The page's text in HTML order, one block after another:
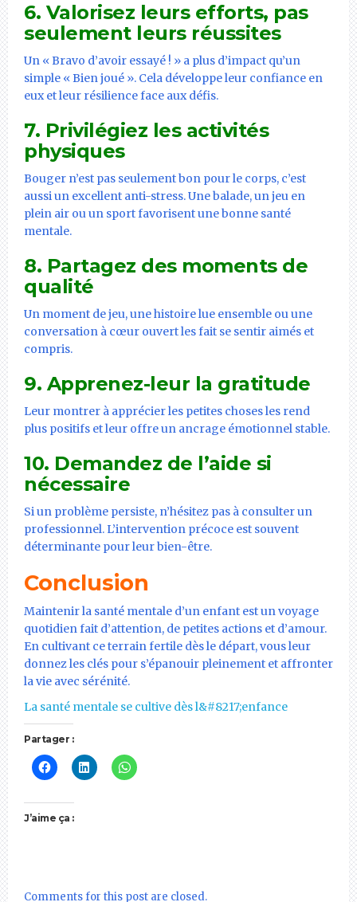
6. Valorisez leurs efforts, pas
seulement leurs réussites
Un « Bravo d’avoir essayé ! » a plus d’impact qu’un
simple « Bien joué ». Cela développe leur confiance en
eux et leur résilience face aux défis.
7. Privilégiez les activités
physiques
Bouger n’est pas seulement bon pour le corps, c’est
aussi un excellent anti-stress. Une balade, un jeu en
plein air ou un sport favorisent une bonne santé
mentale.
8. Partagez des moments de
qualité
Un moment de jeu, une histoire lue ensemble ou une
conversation à cœur ouvert les fait se sentir aimés et
compris.
9. Apprenez-leur la gratitude
Leur montrer à apprécier les petites choses les rend
plus positifs et leur offre un ancrage émotionnel stable.
10. Demandez de l’aide si
nécessaire
Si un problème persiste, n’hésitez pas à consulter un
professionnel. L’intervention précoce est souvent
déterminante pour leur bien-être.
Conclusion
Maintenir la santé mentale d’un enfant est un voyage
quotidien fait d’attention, de petites actions et d’amour.
En cultivant ce terrain fertile dès le départ, vous leur
donnez les clés pour s’épanouir pleinement et affronter
la vie avec sérénité.
La santé mentale se cultive dès l&#8217;enfance
Partager :
J’aime ça :
Comments for this post are closed.